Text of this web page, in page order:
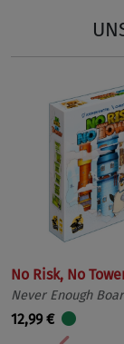
No Risk, No
Never Enough
12,99 €